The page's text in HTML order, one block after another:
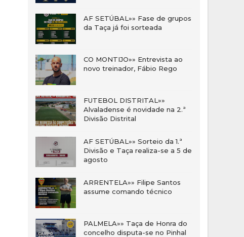
AF SETÚBAL»» Fase de grupos
da Taça já foi sorteada
CO MONTIJO»» Entrevista ao
novo treinador, Fábio Rego
FUTEBOL DISTRITAL»»
Alvaladense é novidade na 2.ª
Divisão Distrital
AF SETÚBAL»» Sorteio da 1.ª
Divisão e Taça realiza-se a 5 de
agosto
ARRENTELA»» Filipe Santos
assume comando técnico
PALMELA»» Taça de Honra do
concelho disputa-se no Pinhal